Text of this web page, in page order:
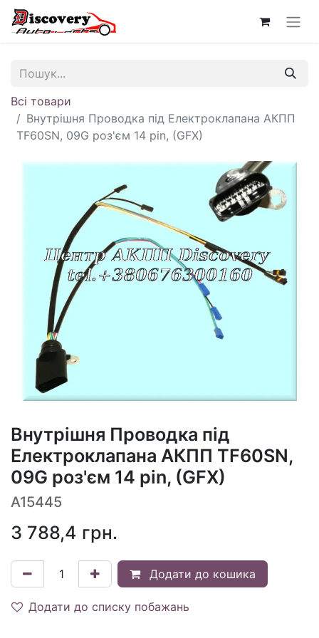
Всі товари
Внутрішня Проводка під Електроклапана АКПП
TF60SN, 09G роз'єм 14 pin, (GFX)
Внутрішня Проводка під
Електроклапана АКПП TF60SN,
09G роз'єм 14 pin, (GFX)
A15445
3 788,4 грн.
Додати до кошика
Додати до списку побажань